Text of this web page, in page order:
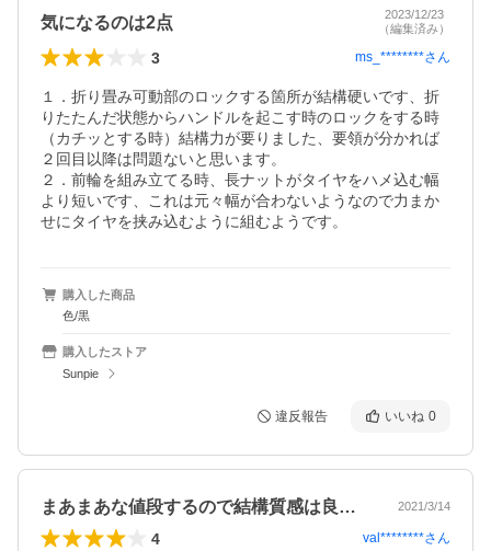
気になるのは2点
2023/12/23
（編集済み）
3 ms_********さん
１．折り畳み可動部のロックする箇所が結構硬いです、折
りたたんだ状態からハンドルを起こす時のロックをする時
（カチッとする時）結構力が要りました、要領が分かれば
２回目以降は問題ないと思います。
２．前輪を組み立てる時、長ナットがタイヤをハメ込む幅
より短いです、これは元々幅が合わないようなので力まか
せにタイヤを挟み込むように組むようです。
購入した商品
色/黒
購入したストア
Sunpie
違反報告 いいね 0
まあまあな値段するので結構質感は良い。… 2021/3/14
4 val********さん